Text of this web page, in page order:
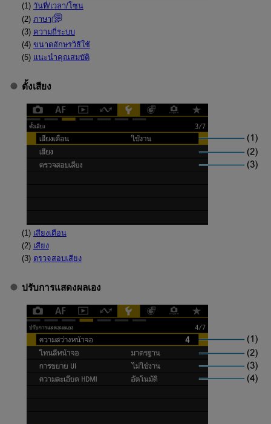
(1) วันที่/เวลา/โซน
(2) ภาษา
(3) ความถี่ระบบ
(4) ขนาดอักษรวิธีใช้
(5) แนะนำคุณสมบัติ
ตั้งเสียง
(1) เสียงเตือน
(2) เสียง
(3) ตรวจสอบเสียง
ปรับการแสดงผลเอง